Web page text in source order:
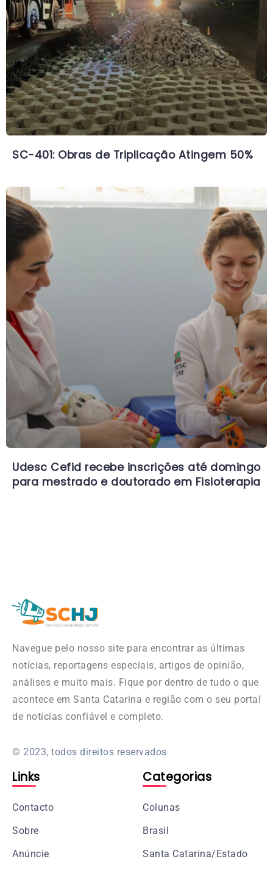
SC-401: Obras de Triplicação Atingem 50%
Udesc Cefid recebe inscrições até domingo
para mestrado e doutorado em Fisioterapia
Navegue pelo nosso site para encontrar as últimas
notícias, reportagens especiais, artigos de opinião,
análises e muito mais. Fique por dentro de tudo o que
acontece em Santa Catarina e região com o seu portal
de notícias confiável e completo.
© 2023, todos direitos reservados
Links
Contacto
Sobre
Anúncie
Categorias
Colunas
Brasil
Santa Catarina/Estado